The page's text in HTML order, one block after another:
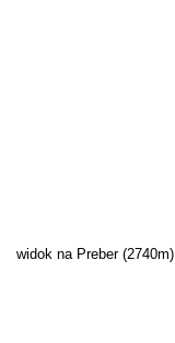
widok na Preber (2740m)